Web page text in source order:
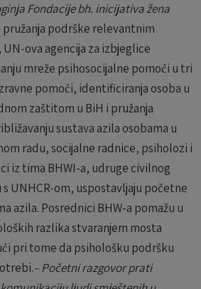
Fondacije bh. inicijativa žena
pružanja podrške relevantnim
ova agencija za izbjeglice
mreže psihosocijalne pomoći u tri
pomoći, identificiranja osoba u
zaštitom u BiH i pružanja
sustava azila osobama u
radu, socijalne radnice, psiholozi i
iz tima BHWI-a, udruge civilnog
UNHCR-om, uspostavljaju početne
azila. Posrednici BHW-a pomažu u
razlika stvaranjem mosta
pri tome da psihološku podršku
– Početni razgovor prati